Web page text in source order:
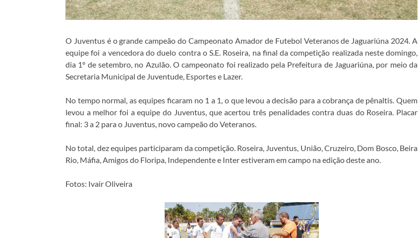
O Juventus é o grande campeão do Campeonato Amador de Futebol Veteranos de Jaguariúna 2024. A
equipe foi a vencedora do duelo contra o S.E. Roseira, na final da competição realizada neste domingo,
dia 1º de setembro, no Azulão. O campeonato foi realizado pela Prefeitura de Jaguariúna, por meio da
Secretaria Municipal de Juventude, Esportes e Lazer.
No tempo normal, as equipes ficaram no 1 a 1, o que levou a decisão para a cobrança de pênaltis. Quem
levou a melhor foi a equipe do Juventus, que acertou três penalidades contra duas do Roseira. Placar
final: 3 a 2 para o Juventus, novo campeão do Veteranos.
No total, dez equipes participaram da competição. Roseira, Juventus, União, Cruzeiro, Dom Bosco, Beira
Rio, Máfia, Amigos do Floripa, Independente e Inter estiveram em campo na edição deste ano.
Fotos: Ivair Oliveira